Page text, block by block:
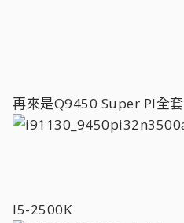
再來是Q9450 Super PI全套
I5-2500K